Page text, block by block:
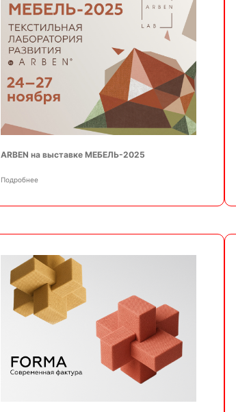
ARBEN на выставке МЕБЕЛЬ-2025
Подробнее